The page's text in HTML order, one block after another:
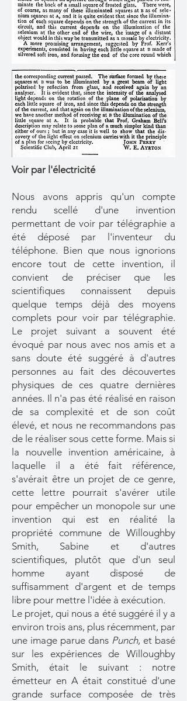
Voir par l'électricité
Nous avons appris qu'un compte
rendu scellé d'une invention
permettant de voir par télégraphie a
été déposé par l'inventeur du
téléphone. Bien que nous ignorions
encore tout de cette invention, il
convient de préciser que les
scientifiques connaissent depuis
quelque temps déjà des moyens
complets pour voir par télégraphie.
Le projet suivant a souvent été
évoqué par nous avec nos amis et a
sans doute été suggéré à d'autres
personnes au fait des découvertes
physiques de ces quatre dernières
années. Il n'a pas été réalisé en raison
de sa complexité et de son coût
élevé, et nous ne recommandons pas
de le réaliser sous cette forme. Mais si
la nouvelle invention américaine, à
laquelle il a été fait référence,
s'avérait être un projet de ce genre,
cette lettre pourrait s'avérer utile
pour empêcher un monopole sur une
invention qui est en réalité la
propriété commune de Willoughby
Smith, Sabine et d'autres
scientifiques, plutôt que d'un seul
homme ayant disposé de
suffisamment d'argent et de temps
libre pour mettre l'idée à exécution.
Le projet, qui nous a été suggéré il y a
environ trois ans, plus récemment, par
une image parue dans Punch, et basé
sur les expériences de Willoughby
Smith, était le suivant : notre
émetteur en A était constitué d'une
grande surface composée de très